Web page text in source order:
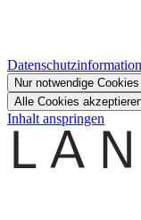
Nur notwendige Cookies
Alle Cookies
Inhalt anspringen